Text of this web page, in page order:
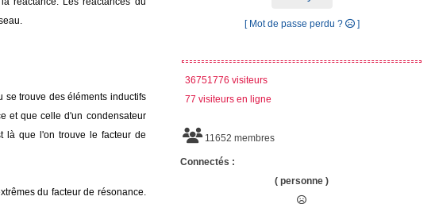
se trouve des éléments inductifs
et que celle d'un condensateur
là que l'on trouve le facteur de
du facteur de résonance.
[ Mot de passe perdu ? ]
36751776 visiteurs
77 visiteurs en ligne
11652 membres
Connectés :
( personne )